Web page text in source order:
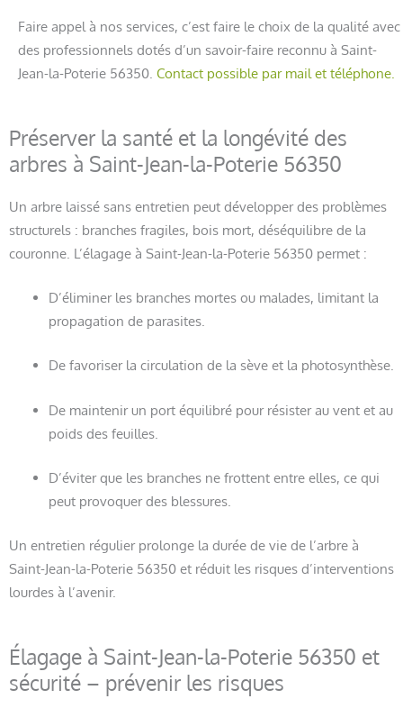
Faire appel à nos services, c’est faire le choix de la qualité avec
des professionnels dotés d’un savoir-faire reconnu à Saint-
Jean-la-Poterie 56350. Contact possible par mail et téléphone.
Préserver la santé et la longévité des
arbres à Saint-Jean-la-Poterie 56350
Un arbre laissé sans entretien peut développer des problèmes
structurels : branches fragiles, bois mort, déséquilibre de la
couronne. L’élagage à Saint-Jean-la-Poterie 56350 permet :
D’éliminer les branches mortes ou malades, limitant la
propagation de parasites.
De favoriser la circulation de la sève et la photosynthèse.
De maintenir un port équilibré pour résister au vent et au
poids des feuilles.
D’éviter que les branches ne frottent entre elles, ce qui
peut provoquer des blessures.
Un entretien régulier prolonge la durée de vie de l’arbre à
Saint-Jean-la-Poterie 56350 et réduit les risques d’interventions
lourdes à l’avenir.
Élagage à Saint-Jean-la-Poterie 56350 et
sécurité – prévenir les risques